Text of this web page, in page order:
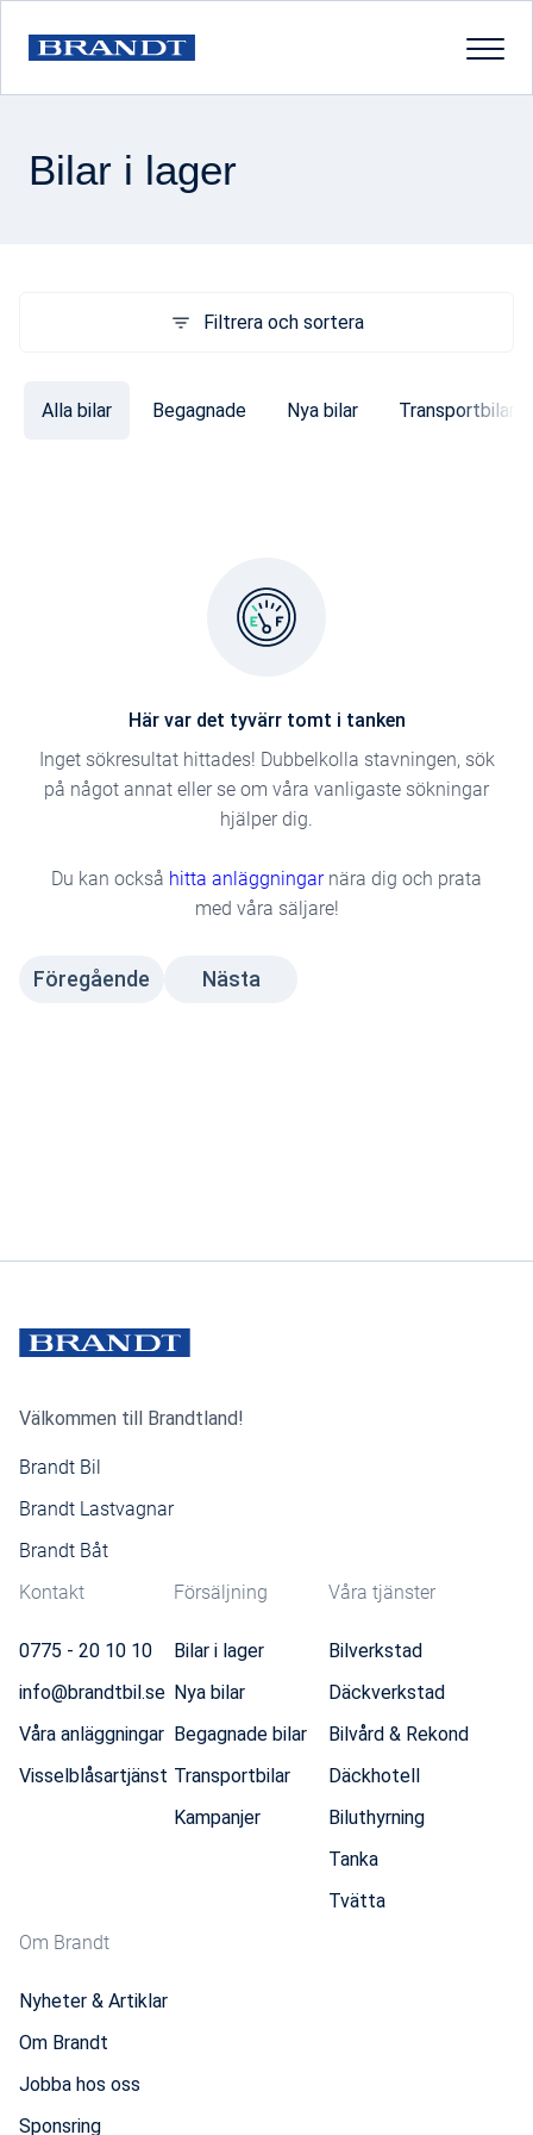
Bilar i lager
Filtrera och sortera
Alla bilar Begagnade Nya bilar Transportbilar
Här var det tyvärr tomt i tanken
Inget sökresultat hittades! Dubbelkolla stavningen, sök
på något annat eller se om våra vanligaste sökningar
hjälper dig.
Du kan också hitta anläggningarnära dig och prata
med våra säljare!
Föregående Nästa
Välkommen till Brandtland!
Brandt Bil
Brandt Lastvagnar
Brandt Båt
Kontakt
0775 - 20 10 10
info@brandtbil.se
Våra anläggningar
Visselblåsartjänst
Försäljning
Bilar i lager
Nya bilar
Begagnade bilar
Transportbilar
Kampanjer
Våra tjänster
Bilverkstad
Däckverkstad
Bilvård & Rekond
Däckhotell
Biluthyrning
Tanka
Tvätta
Om Brandt
Nyheter & Artiklar
Om Brandt
Jobba hos oss
Sponsring